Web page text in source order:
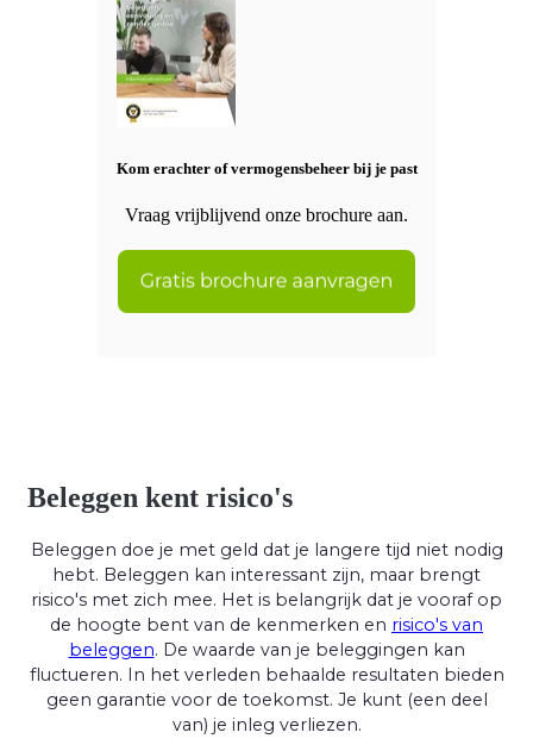
Kom erachter of vermogensbeheer bij je past
Vraag vrijblijvend onze brochure aan.
Beleggen kent risico's
Beleggen doe je met geld dat je langere tijd niet nodig
hebt. Beleggen kan interessant zijn, maar brengt
risico's met zich mee. Het is belangrijk dat je vooraf op
de hoogte bent van de kenmerken en risico's van
beleggen. De waarde van je beleggingen kan
fluctueren. In het verleden behaalde resultaten bieden
geen garantie voor de toekomst. Je kunt (een deel
van) je inleg verliezen.